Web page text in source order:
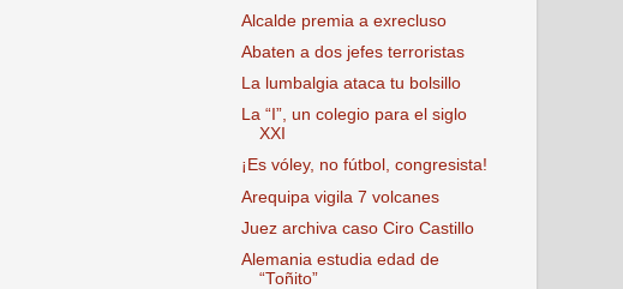
Alcalde premia a exrecluso
Abaten a dos jefes terroristas
La lumbalgia ataca tu bolsillo
La “I”, un colegio para el siglo
XXI
¡Es vóley, no fútbol, congresista!
Arequipa vigila 7 volcanes
Juez archiva caso Ciro Castillo
Alemania estudia edad de
“Toñito”